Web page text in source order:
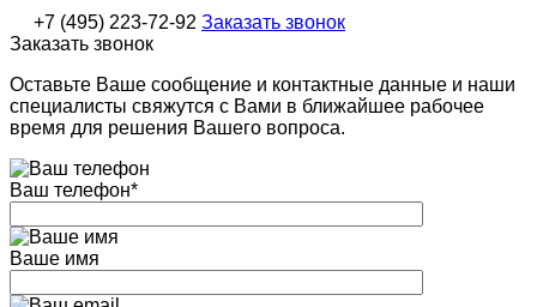
+7 (495) 223-72-92 Заказать звонок
Заказать звонок
Оставьте Ваше сообщение и контактные данные и наши
специалисты свяжутся с Вами в ближайшее рабочее
время для решения Вашего вопроса.
Ваш телефон*
Ваше имя